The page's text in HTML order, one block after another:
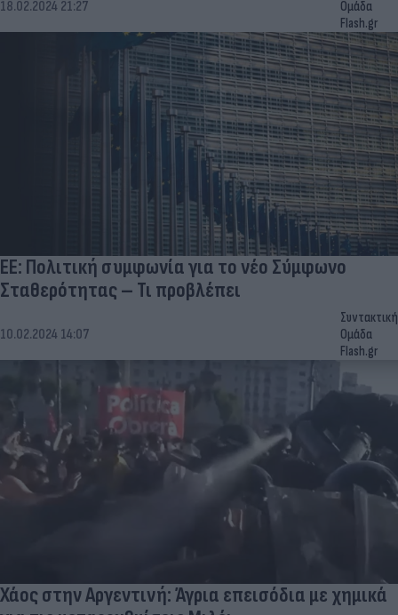
18.02.2024 21:27
Ομάδα
Flash.gr
ΕΕ: Πολιτική συμφωνία για το νέο Σύμφωνο
Σταθερότητας – Τι προβλέπει
10.02.2024 14:07
Συντακτική
Ομάδα
Flash.gr
Χάος στην Αργεντινή: Άγρια επεισόδια με χημικά